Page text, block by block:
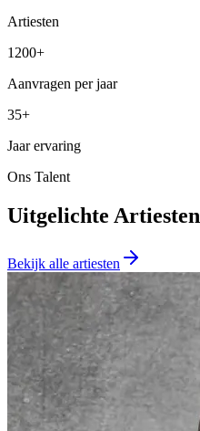
Artiesten
1200+
Aanvragen per jaar
35+
Jaar ervaring
Ons Talent
Uitgelichte Artiesten
Bekijk alle artiesten